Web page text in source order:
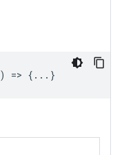
) => {...}